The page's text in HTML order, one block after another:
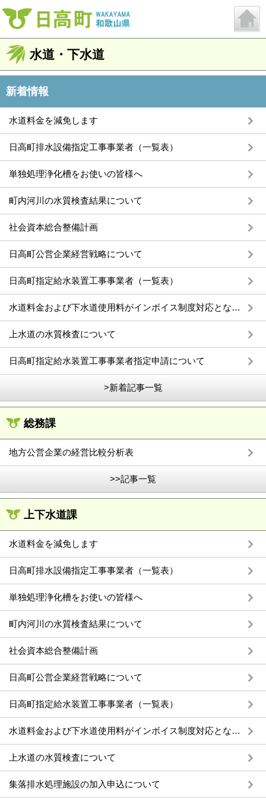
水道・下水道
新着情報
水道料金を減免します
日高町排水設備指定工事事業者（一覧表）
単独処理浄化槽をお使いの皆様へ
町内河川の水質検査結果について
社会資本総合整備計画
日高町公営企業経営戦略について
日高町指定給水装置工事事業者（一覧表）
水道料金および下水道使用料がインボイス制度対応となります
上水道の水質検査について
日高町指定給水装置工事事業者指定申請について
>新着記事一覧
総務課
地方公営企業の経営比較分析表
>>記事一覧
上下水道課
水道料金を減免します
日高町排水設備指定工事事業者（一覧表）
単独処理浄化槽をお使いの皆様へ
町内河川の水質検査結果について
社会資本総合整備計画
日高町公営企業経営戦略について
日高町指定給水装置工事事業者（一覧表）
水道料金および下水道使用料がインボイス制度対応となります
上水道の水質検査について
集落排水処理施設の加入申込について